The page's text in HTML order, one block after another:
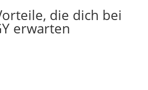
die dich bei
erwarten